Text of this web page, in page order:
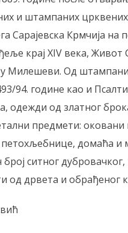
и штампаних
Сарајевска Крмчија
крај XIV века, Живот
у Милешеви. Од
94. године као и
одежди од златног
предмети: оковани
петохљебнице, домаћа
ситног
од дрвета и обрађеног